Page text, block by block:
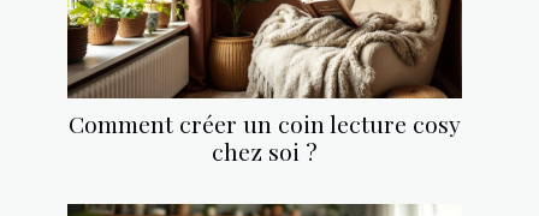
Comment créer un coin lecture cosy
chez soi ?